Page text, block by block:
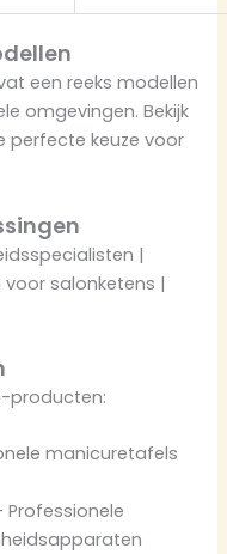
een reeks modellen
omgevingen. Bekijk
perfecte keuze voor
|
salonketens |
producten:
manicuretafels
Professionele